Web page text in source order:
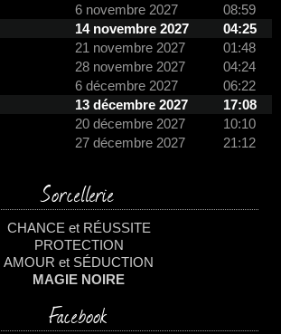
6 novembre 2027
08:59
14 novembre 2027
04:25
21 novembre 2027
01:48
28 novembre 2027
04:24
6 décembre 2027
06:22
13 décembre 2027
17:08
20 décembre 2027
10:10
27 décembre 2027 21:12
Sorcellerie
CHANCE et RÉUSSITE
PROTECTION
AMOUR et SÉDUCTION
MAGIE NOIRE
Facebook